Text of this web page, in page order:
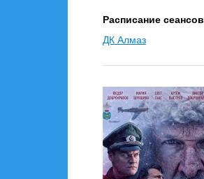
Расписание сеансов
ДК Алмаз